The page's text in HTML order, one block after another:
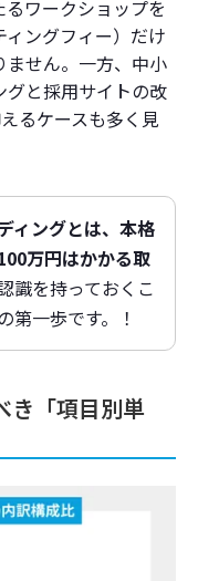
ワークショップを
ングフィー）だけ
せん。一方、中小
と採用サイトの改
るケースも多く見
ィングとは、本格
万円はかかる取
識を持っておくこ
第一歩です。！
き「項目別単